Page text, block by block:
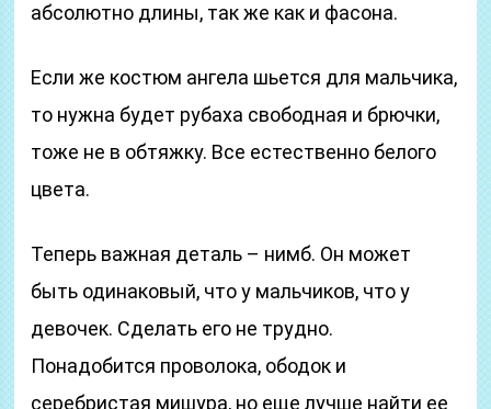
абсолютно длины, так же как и фасона.
Если же костюм ангела шьется для мальчика,
то нужна будет рубаха свободная и брючки,
тоже не в обтяжку. Все естественно белого
цвета.
Теперь важная деталь – нимб. Он может
быть одинаковый, что у мальчиков, что у
девочек. Сделать его не трудно.
Понадобится проволока, ободок и
серебристая мишура, но еще лучше найти ее